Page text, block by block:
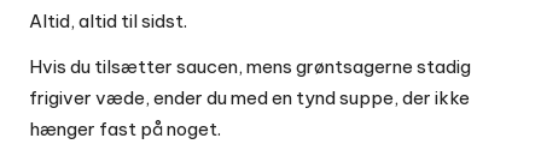
Altid, altid til sidst.
Hvis du tilsætter saucen, mens grøntsagerne stadig
frigiver væde, ender du med en tynd suppe, der ikke
hænger fast på noget.